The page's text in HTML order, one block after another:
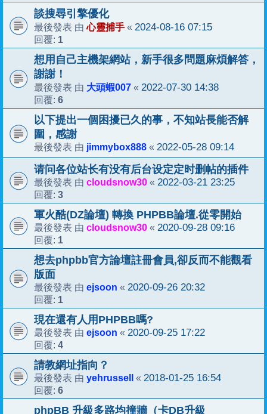
談搜尋引擎優化
最後發表 由心靈捕手 « 2024-08-16 07:15
回覆: 1
想用自己主機架網站，新手很多問題麻煩解答，
謝謝！
最後發表 由 大頭蝦007 « 2022-07-30 14:38
回覆: 6
以下提出一個困擾已久的事，不知站長能否解
圍，感謝
最後發表 由 jimmybox888 « 2022-05-28 09:14
请问各位站长有没有后台设定定时删帖的插件
最後發表 由 cloudsnow30 « 2022-03-21 23:25
回覆: 3
軍火酷(DZ論壇) 轉換 PHPBB論壇.從零開始
最後發表 由 cloudsnow30 « 2020-09-28 09:16
回覆: 1
想去phpbb官方論壇註冊會員,卻反而不能觀看
版面
最後發表 由 ejsoon « 2020-09-26 20:32
回覆: 1
現在還有人用PHPBB嗎?
最後發表 由 ejsoon « 2020-09-25 17:22
回覆: 4
請教網址指向？
最後發表 由 yehrussell « 2018-01-25 16:54
回覆: 6
phpBB 升級多路均撞牆（卡DB升級